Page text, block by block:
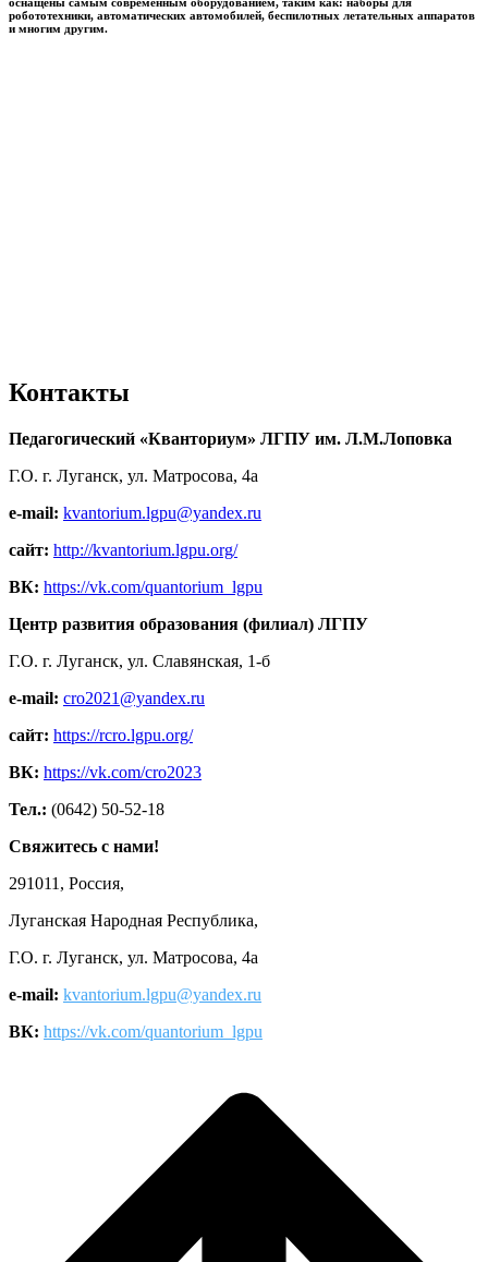
робототехники, автоматических автомобилей, беспилотных летательных аппаратов
и многим другим.
Контакты
Педагогический «Кванториум» ЛГПУ им. Л.М.Лоповка
Г.О. г. Луганск, ул. Матросова, 4а
e-mail: kvantorium.lgpu@yandex.ru
сайт: http://kvantorium.lgpu.org/
ВК: https://vk.com/quantorium_lgpu
Центр развития образования (филиал) ЛГПУ
Г.О. г. Луганск, ул. Славянская, 1-б
e-mail: cro2021@yandex.ru
сайт: https://rcro.lgpu.org/
ВК: https://vk.com/cro2023
Тел.: (0642) 50-52-18
Свяжитесь с нами!
291011, Россия,
Луганская Народная Республика,
Г.О. г. Луганск, ул. Матросова, 4а
e-mail: kvantorium.lgpu@yandex.ru
ВК: https://vk.com/quantorium_lgpu